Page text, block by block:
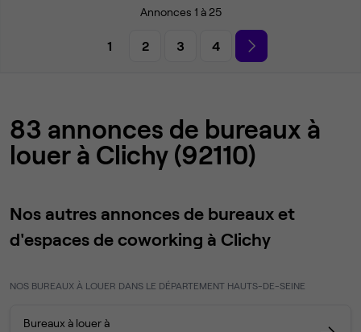
Annonces 1 à 25
1 2 3 4
83 annonces de bureaux à
louer à Clichy (92110)
Nos autres annonces de bureaux et
d'espaces de coworking à Clichy
NOS BUREAUX À LOUER DANS LE DÉPARTEMENT HAUTS-DE-SEINE
Bureaux à louer à